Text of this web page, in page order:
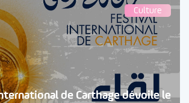
Culture
de Carthage dévoile le